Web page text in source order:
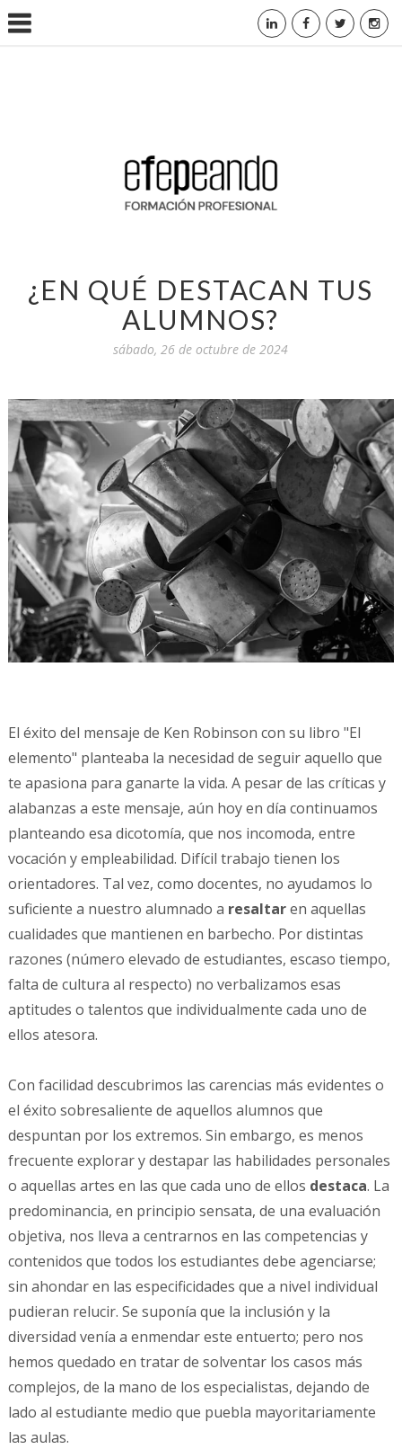
¿EN QUÉ DESTACAN TUS
ALUMNOS?
sábado, 26 de octubre de 2024
El éxito del mensaje de Ken Robinson con su libro "El
elemento" planteaba la necesidad de seguir aquello que
te apasiona para ganarte la vida. A pesar de las críticas y
alabanzas a este mensaje, aún hoy en día continuamos
planteando esa dicotomía, que nos incomoda, entre
vocación y empleabilidad. Difícil trabajo tienen los
orientadores. Tal vez, como docentes, no ayudamos lo
suficiente a nuestro alumnado a resaltaren aquellas
cualidades que mantienen en barbecho. Por distintas
razones (número elevado de estudiantes, escaso tiempo,
falta de cultura al respecto) no verbalizamos esas
aptitudes o talentos que individualmente cada uno de
ellos atesora.
Con facilidad descubrimos las carencias más evidentes o
el éxito sobresaliente de aquellos alumnos que
despuntan por los extremos. Sin embargo, es menos
frecuente explorar y destapar las habilidades personales
o aquellas artes en las que cada uno de ellos destaca. La
predominancia, en principio sensata, de una evaluación
objetiva, nos lleva a centrarnos en las competencias y
contenidos que todos los estudiantes debe agenciarse;
sin ahondar en las especificidades que a nivel individual
pudieran relucir. Se suponía que la inclusión y la
diversidad venía a enmendar este entuerto; pero nos
hemos quedado en tratar de solventar los casos más
complejos, de la mano de los especialistas, dejando de
lado al estudiante medio que puebla mayoritariamente
las aulas.